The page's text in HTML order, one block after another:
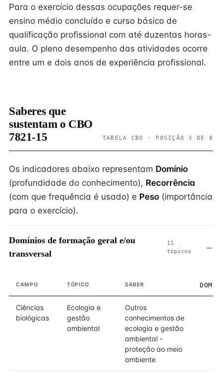
Para o exercício dessas ocupações requer-se
ensino médio concluído e curso básico de
qualificação profissional com até duzentas horas-
aula. O pleno desempenho das atividades ocorre
entre um e dois anos de experiência profissional.
Saberes que
sustentam o CBO
7821-15
TABELA CBO · POSIÇÃO 3 DE 8
Os indicadores abaixo representam Domínio
(profundidade do conhecimento), Recorrência
(com que frequência é usado) e Peso (importância
para o exercício).
Domínios de formação geral e/ou
transversal
11
tópicos
CAMPO TÓPICO SABER
Ciências
biológicas
Ecologia e
gestão
ambiental
Outros
conhecimentos de
ecologia e gestão
ambiental -
proteção ao meio
ambiente